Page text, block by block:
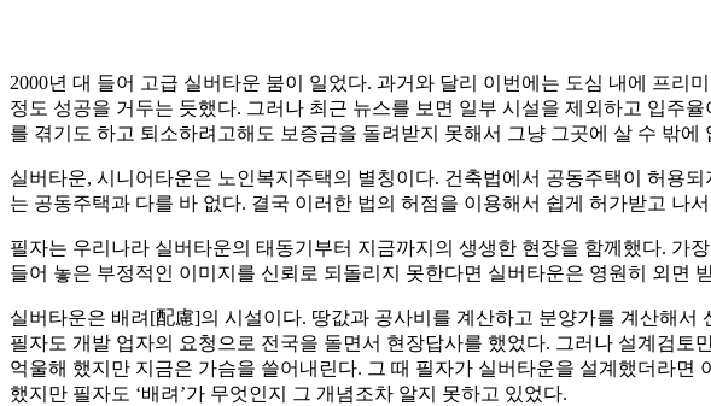
2000년 대 들어 고급 실버타운 붐이 일었다. 과거와 달리 이번에는 도심 내에 프
정도 성공을 거두는 듯했다. 그러나 최근 뉴스를 보면 일부 시설을 제외하고 입주
를 겪기도 하고 퇴소하려고해도 보증금을 돌려받지 못해서 그냥 그곳에 살 수 밖에
실버타운, 시니어타운은 노인복지주택의 별칭이다. 건축법에서 공동주택이 허용
는 공동주택과 다를 바 없다. 결국 이러한 법의 허점을 이용해서 쉽게 허가받고 나
필자는 우리나라 실버타운의 태동기부터 지금까지의 생생한 현장을 함께했다. 가
들어 놓은 부정적인 이미지를 신뢰로 되돌리지 못한다면 실버타운은 영원히 외면
실버타운은 배려[配慮]의 시설이다. 땅값과 공사비를 계산하고 분양가를 계산해
필자도 개발 업자의 요청으로 전국을 돌면서 현장답사를 했었다. 그러나 설계검
억울해 했지만 지금은 가슴을 쓸어내린다. 그 때 필자가 실버타운을 설계했더라
했지만 필자도 ‘배려’가 무엇인지 그 개념조차 알지 못하고 있었다.